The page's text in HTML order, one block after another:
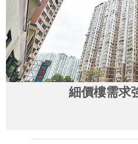
細價樓需求